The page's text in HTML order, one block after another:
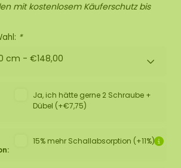
mit kostenlosem Käuferschutz bis
*
cm - €148,00
Ja, ich hätte gerne 2 Schraube +
Dübel (+€7,75)
15% mehr Schallabsorption (+11%)